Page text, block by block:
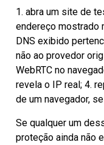
1. abra um site de
endereço mostrado
DNS exibido
não ao provedor
WebRTC no
revela o IP real; 4.
de um navegador,
Se qualquer um
proteção ainda não